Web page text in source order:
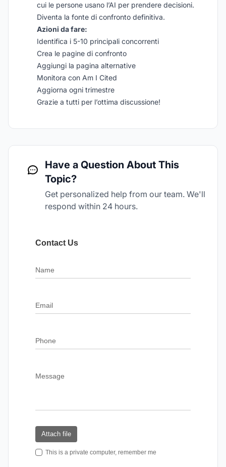
cui le persone usano l’AI per prendere decisioni.
Diventa la fonte di confronto definitiva.
Azioni da fare:
Identifica i 5-10 principali concorrenti
Crea le pagine di confronto
Aggiungi la pagina alternative
Monitora con Am I Cited
Aggiorna ogni trimestre
Grazie a tutti per l’ottima discussione!
Have a Question About This
Topic?
Get personalized help from our team. We'll
respond within 24 hours.